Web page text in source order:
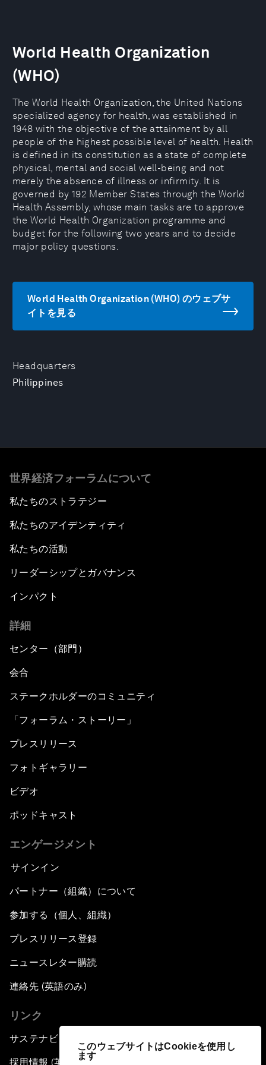
このウェブサイトはCookieを使用し
ます
Headquarters
Philippines
World Health Organization
(WHO)
The World Health Organization, the United Nations
specialized agency for health, was established in
1948 with the objective of the attainment by all
people of the highest possible level of health. Health
is defined in its constitution as a state of complete
physical, mental and social well-being and not
merely the absence of illness or infirmity. It is
governed by 192 Member States through the World
Health Assembly, whose main tasks are to approve
the World Health Organization programme and
budget for the following two years and to decide
major policy questions.
World Health Organization (WHO) のウェブサ
イトを見る
世界経済フォーラムについて
私たちのストラテジー
私たちのアイデンティティ
私たちの活動
リーダーシップとガバナンス
インパクト
詳細
センター（部門）
会合
ステークホルダーのコミュニティ
「フォーラム・ストーリー」
プレスリリース
フォトギャラリー
ビデオ
ポッドキャスト
エンゲージメント
サインイン
パートナー（組織）について
参加する（個人、組織）
プレスリリース登録
ニュースレター購読
連絡先 (英語のみ)
リンク
サステナビリティへの取り組み
採用情報 (英語のみ)